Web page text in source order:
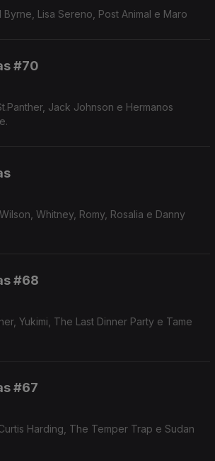
Lisa Sereno, Post Animal e Maro
#70
Jack Johnson e Hermanos
#68
Yukimi, The Last Dinner Party e Tame
#67
Harding, The Temper Trap e Sudan